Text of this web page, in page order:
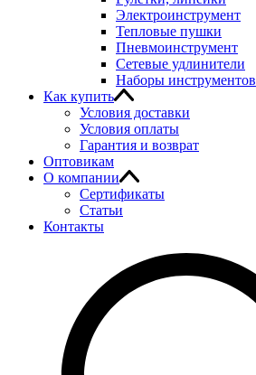
Электроинструмент
Тепловые пушки
Пневмоинструмент
Сетевые удлинители
Наборы инструментов
Как купить
Условия доставки
Условия оплаты
Гарантия и возврат
Оптовикам
О компании
Сертификаты
Статьи
Контакты